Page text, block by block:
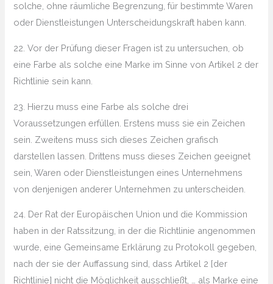
solche, ohne räumliche Begrenzung, für bestimmte Waren
oder Dienstleistungen Unterscheidungskraft haben kann.
22. Vor der Prüfung dieser Fragen ist zu untersuchen, ob
eine Farbe als solche eine Marke im Sinne von Artikel 2 der
Richtlinie sein kann.
23. Hierzu muss eine Farbe als solche drei
Voraussetzungen erfüllen. Erstens muss sie ein Zeichen
sein. Zweitens muss sich dieses Zeichen grafisch
darstellen lassen. Drittens muss dieses Zeichen geeignet
sein, Waren oder Dienstleistungen eines Unternehmens
von denjenigen anderer Unternehmen zu unterscheiden.
24. Der Rat der Europäischen Union und die Kommission
haben in der Ratssitzung, in der die Richtlinie angenommen
wurde, eine Gemeinsame Erklärung zu Protokoll gegeben,
nach der sie der Auffassung sind, dass Artikel 2 [der
Richtlinie] nicht die Möglichkeit ausschließt, … als Marke eine